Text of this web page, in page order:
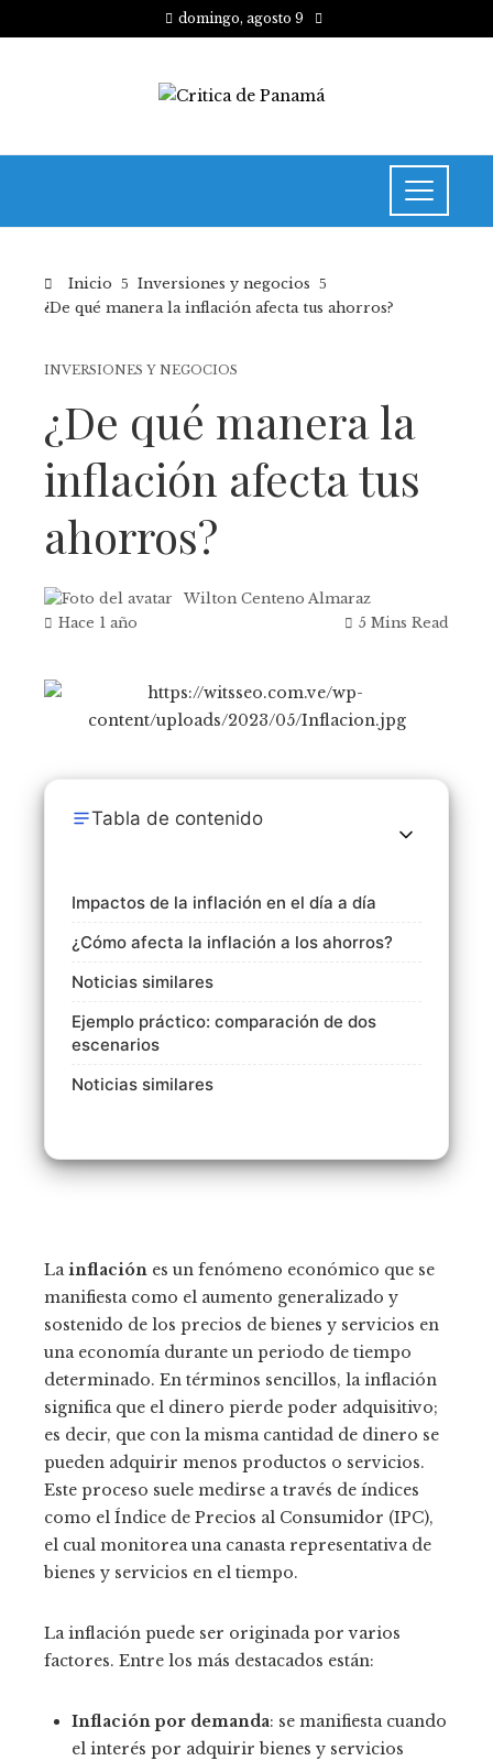
domingo, agosto 9
Inicio
Inversiones y negocios
¿De qué manera la inflación afecta tus ahorros?
INVERSIONES Y NEGOCIOS
¿De qué manera la
inflación afecta tus
ahorros?
Wilton Centeno Almaraz
Hace 1 año
5 Mins Read
Tabla de contenido
Impactos de la inflación en el día a día
¿Cómo afecta la inflación a los ahorros?
Noticias similares
Ejemplo práctico: comparación de dos
escenarios
Noticias similares
Lainflación es un fenómeno económico que se
manifiesta como el aumento generalizado y
sostenido de los precios de bienes y servicios en
una economía durante un periodo de tiempo
determinado. En términos sencillos, la inflación
significa que el dinero pierde poder adquisitivo;
es decir, que con la misma cantidad de dinero se
pueden adquirir menos productos o servicios.
Este proceso suele medirse a través de índices
como el Índice de Precios al Consumidor (IPC),
el cual monitorea una canasta representativa de
bienes y servicios en el tiempo.
La inflación puede ser originada por varios
factores. Entre los más destacados están:
Inflación por demanda: se manifiesta cuando
el interés por adquirir bienes y servicios